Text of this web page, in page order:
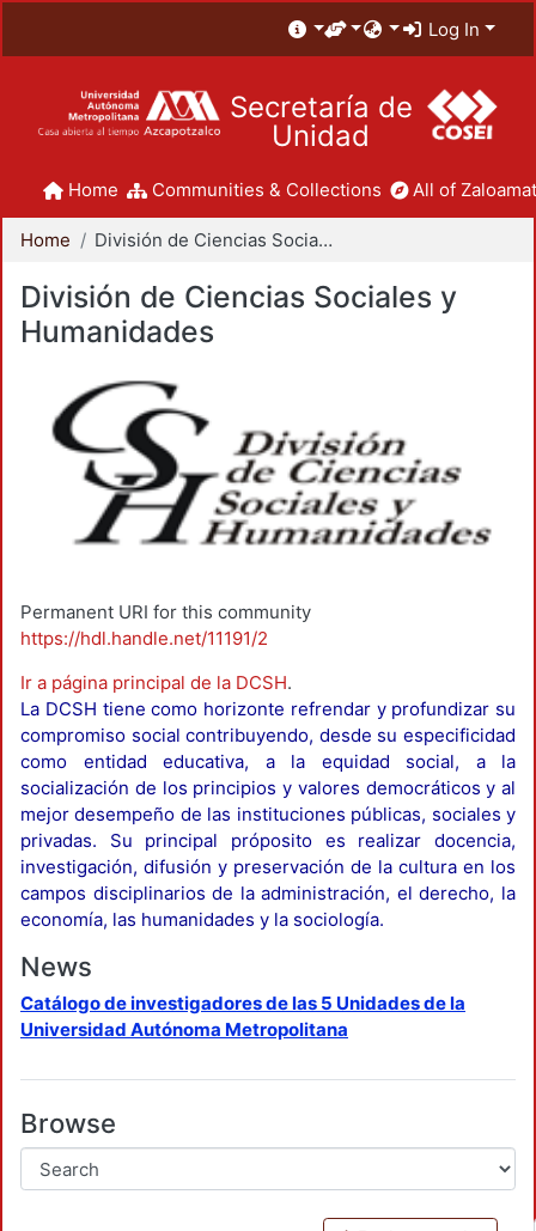
Log In
Secretaría de
Unidad
Home Communities & Collections All of
Home División de Ciencias Sociales y Humanidades
División de Ciencias Sociales y
Humanidades
Permanent URI for this community
https://hdl.handle.net/11191/2
Ir a página principal de la DCSH.
La DCSH tiene como horizonte refrendar y profundizar su
compromiso social contribuyendo, desde su especificidad
como entidad educativa, a la equidad social, a la
socialización de los principios y valores democráticos y al
mejor desempeño de las instituciones públicas, sociales y
privadas. Su principal próposito es realizar docencia,
investigación, difusión y preservación de la cultura en los
campos disciplinarios de la administración, el derecho, la
economía, las humanidades y la sociología.
News
Catálogo de investigadores de las 5 Unidades de la
Universidad Autónoma Metropolitana
Browse